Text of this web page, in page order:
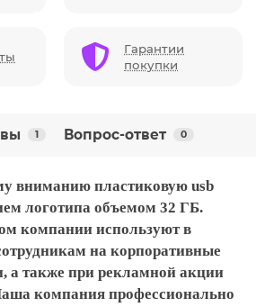
Гарантии
покупки
1 Вопрос-ответ 0
вниманию пластиковую usb
логотипа объемом 32 ГБ.
компании используют в
на корпоративные
а также при рекламной акции
компания профессионально